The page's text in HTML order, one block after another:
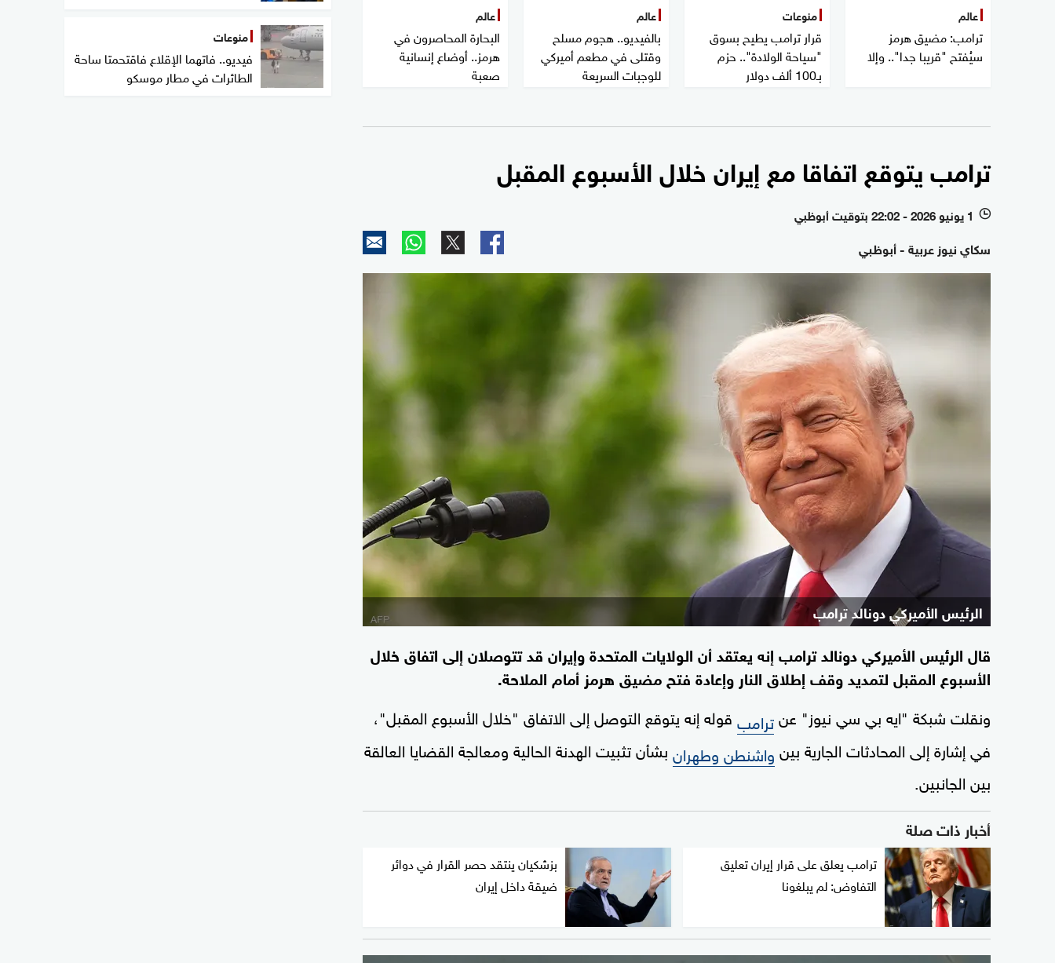
عالم
ترامب: مضيق هرمز
سيُفتح "قريبا جدا".. وإلا
منوعات
قرار ترامب يطيح بسوق
"سياحة الولادة".. حزم
بـ100 ألف دولار
عالم
بالفيديو.. هجوم مسلح
وقتلى في مطعم أميركي
للوجبات السريعة
عالم
البحارة المحاصرون في
هرمز.. أوضاع إنسانية
صعبة
ترامب يتوقع اتفاقا مع إيران خلال الأسبوع المقبل
l 1 يونيو 2026 - 22:02 بتوقيت أبوظبي
سكاي نيوز عربية - أبوظبي
الرئيس الأميركي دونالد ترامب
قال الرئيس الأميركي دونالد ترامب إنه يعتقد أن الولايات المتحدة وإيران قد تتوصلان إلى اتفاق خلال
الأسبوع المقبل لتمديد وقف إطلاق النار وإعادة فتح مضيق هرمز أمام الملاحة.
ونقلت شبكة "ايه بي سي نيوز" عنترامب قوله إنه يتوقع التوصل إلى الاتفاق "خلال الأسبوع المقبل"،
في إشارة إلى المحادثات الجارية بين واشنطن وطهران بشأن تثبيت الهدنة الحالية ومعالجة القضايا العالقة
بين الجانبين.
أخبار ذات صلة
ترامب يعلق على قرار إيران تعليق
التفاوض: لم يبلغونا
بزشكيان ينتقد حصر القرار في دوائر
ضيقة داخل إيران
منوعات
فيديو.. فاتهما الإقلاع فاقتحمتا ساحة
الطائرات في مطار موسكو